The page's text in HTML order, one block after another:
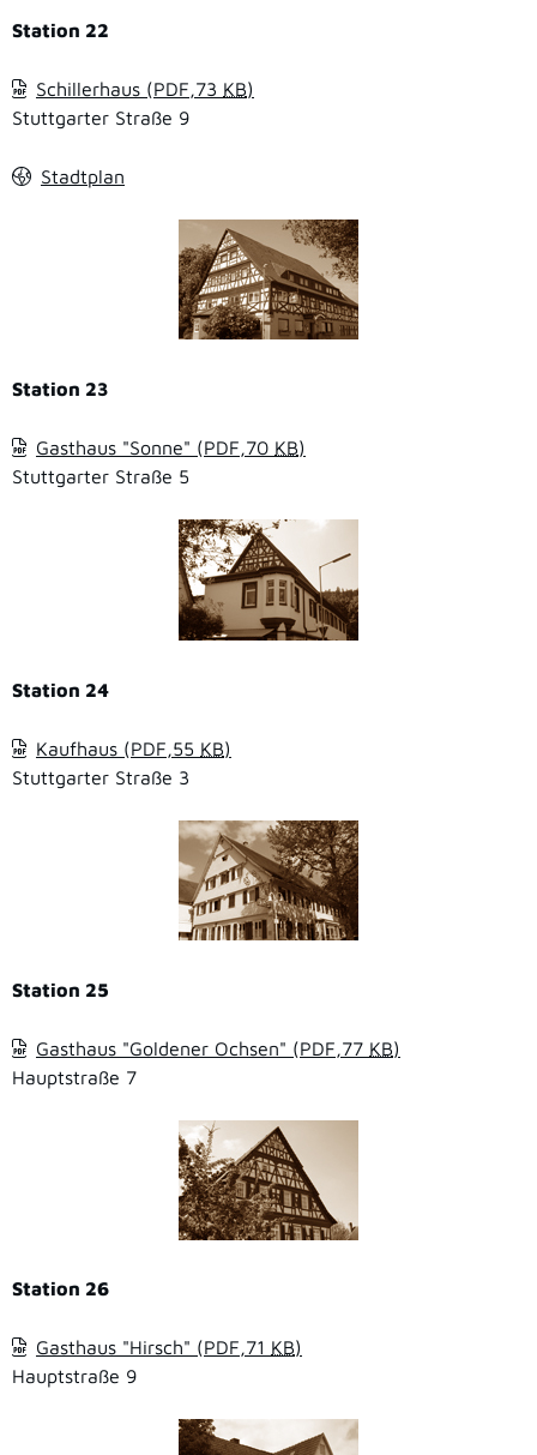
Station 22
Schillerhaus (PDF,73 KB)
Stuttgarter Straße 9
Stadtplan
Station 23
Gasthaus "Sonne" (PDF,70 KB)
Stuttgarter Straße 5
Station 24
Kaufhaus (PDF,55 KB)
Stuttgarter Straße 3
Station 25
Gasthaus "Goldener Ochsen" (PDF,77 KB)
Hauptstraße 7
Station 26
Gasthaus "Hirsch" (PDF,71 KB)
Hauptstraße 9